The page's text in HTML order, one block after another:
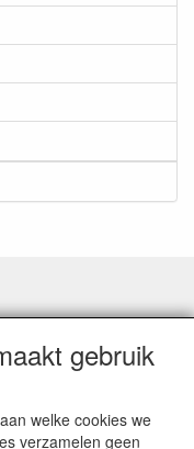
gebruik
welke cookies we
verzamelen geen